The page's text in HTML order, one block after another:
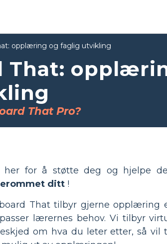
opplæring og faglig utvikling
That:
That Pro?
her for å støtte deg og hjelpe
ditt !
That tilbyr gjerne opplæring
lærernes behov. Vi tilbyr
om hva du leter etter, så